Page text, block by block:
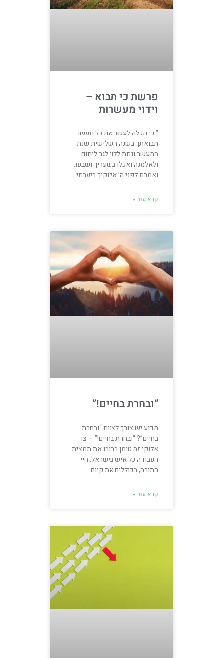
פרשת כי תבוא –
וידוי מעשרות
” כי תכלה לעשר את כל מעשר
תבואתך בשנה השלישית שנת
המעשר ונתת ללוי לגר ליתום
ולאלמנה ואכלו בשעריך ושבעו:
ואמרת לפני ה’ אלוקיך ביערתי
קרא עוד »
“ובחרת בחיים!”
מדוע יש צורך לצוות “ובחרת
בחיים”? “ובחרת בחיים!” – צו
אלוקי זה טומן בחובו את תמצית
העבודה כל איש בישראל. חיי
התורה, הכוללים את קיום
קרא עוד »